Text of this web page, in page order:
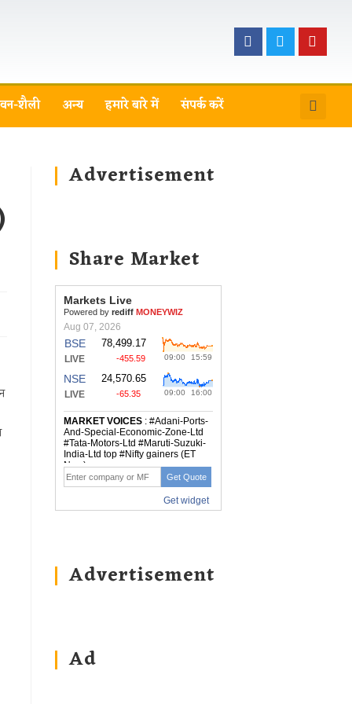
शैली अन्य हमारे बारे में संपर्क करें
Advertisement
Share Market
Advertisement
Ad